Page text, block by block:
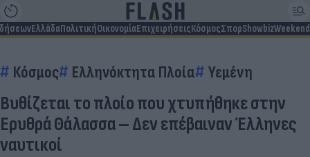
ΕλλάδαΠολιτικήΟικονομίαΕπιχειρήσειςΚόσμοςΣπορShowbizWeekend
Κόσμος Ελληνόκτητα Πλοία Υεμένη
Βυθίζεται το πλοίο που χτυπήθηκε στην
Ερυθρά Θάλασσα – Δεν επέβαιναν Έλληνες
ναυτικοί